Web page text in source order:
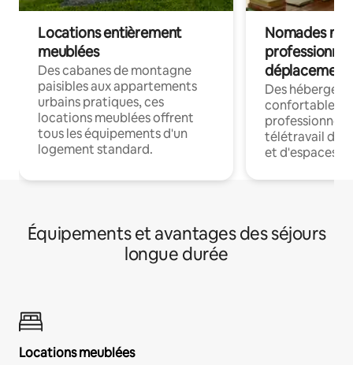
Locations entièrement
meublées
Des cabanes de montagne
paisibles aux appartements
urbains pratiques, ces
locations meublées offrent
tous les équipements d'un
logement standard.
Nomades
déplacement
Des
confortables
professionnels
télétravail
et d'espaces
Équipements et avantages des séjours
longue durée
Locations meublées